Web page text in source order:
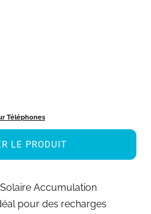
Téléphones
LE PRODUIT
Accumulation
pour des recharges